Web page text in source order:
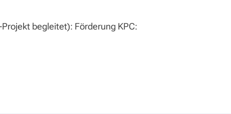
begleitet): Förderung KPC: